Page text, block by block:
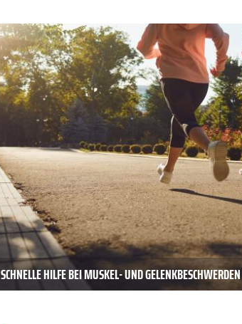
SCHNELLE HILFE BEI MUSKEL- UND GELENKBESCHWERDEN